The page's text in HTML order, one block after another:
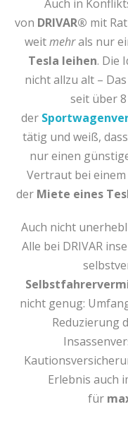
Auch in
von DRIVAR® mit
weitmehrals nur
Tesla leihen. Die
nicht allzu alt –
seit über
der
tätig und weiß,
nur einen
Vertraut bei
der Miete eines
Auch nicht
Alle bei DRIVAR
nicht genug:
Reduzierung
Erlebnis auch
für